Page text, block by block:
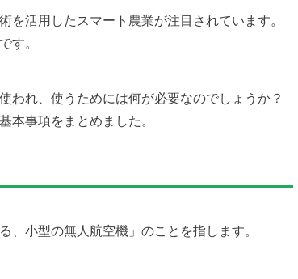
を活用したスマート農業が注目されています。
す。
われ、使うためには何が必要なのでしょうか？
本事項をまとめました。
、小型の無人航空機」のことを指します。